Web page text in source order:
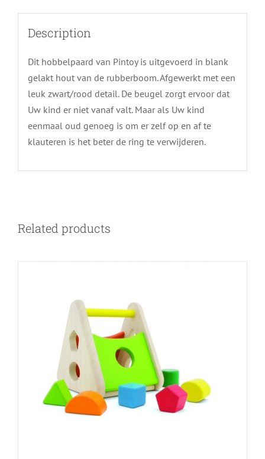
Description
Dit hobbelpaard van Pintoy is uitgevoerd in blank
gelakt hout van de rubberboom. Afgewerkt met een
leuk zwart/rood detail. De beugel zorgt ervoor dat
Uw kind er niet vanaf valt. Maar als Uw kind
eenmaal oud genoeg is om er zelf op en af te
klauteren is het beter de ring te verwijderen.
Related products